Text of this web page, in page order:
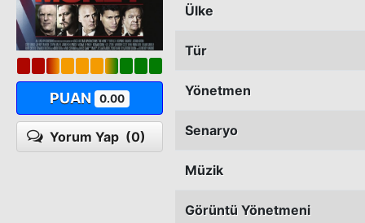
PUAN 0.00
Yorum Yap (0)
Ülke
Tür
Yönetmen
Senaryo
Müzik
Görüntü Yönetmeni